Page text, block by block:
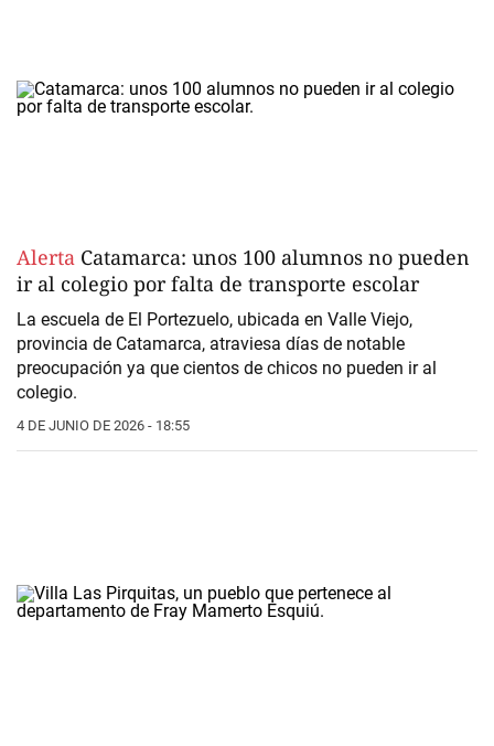
Alerta Catamarca: unos 100 alumnos no pueden
ir al colegio por falta de transporte escolar
La escuela de El Portezuelo, ubicada en Valle Viejo,
provincia de Catamarca, atraviesa días de notable
preocupación ya que cientos de chicos no pueden ir al
colegio.
4 DE JUNIO DE 2026 - 18:55